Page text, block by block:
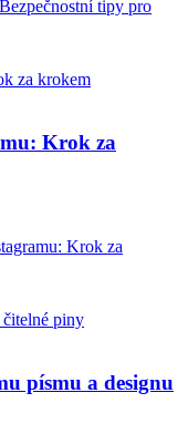
tipy pro
Krok za
Krok za
písmu a designu